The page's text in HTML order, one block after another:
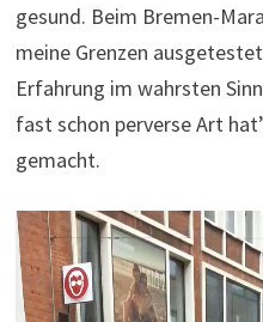
gesund. Beim Bremen-
meine Grenzen
Erfahrung im wahrsten
fast schon perverse Art
gemacht.
Video-
Player